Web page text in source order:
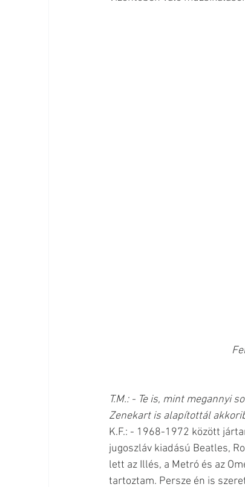
T.M.: - Te is, mint megannyi
Zenekart is alapítottál
K.F.: - 1968-1972 között
jugoszláv kiadású Beatles,
lett az Illés, a Metró és az
tartoztam. Persze én is